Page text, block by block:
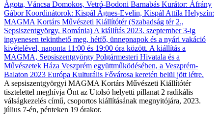
A sepsiszentgyörgyi MAGMA Kortárs Művészeti Kiállítótér
tisztelettel meghívja Önt az Utolsó helyetti pillanat 2 radikális
válságkezelés című, csoportos kiállításának megnyitójára, 2023.
július 7-én, pénteken 19 órakor.